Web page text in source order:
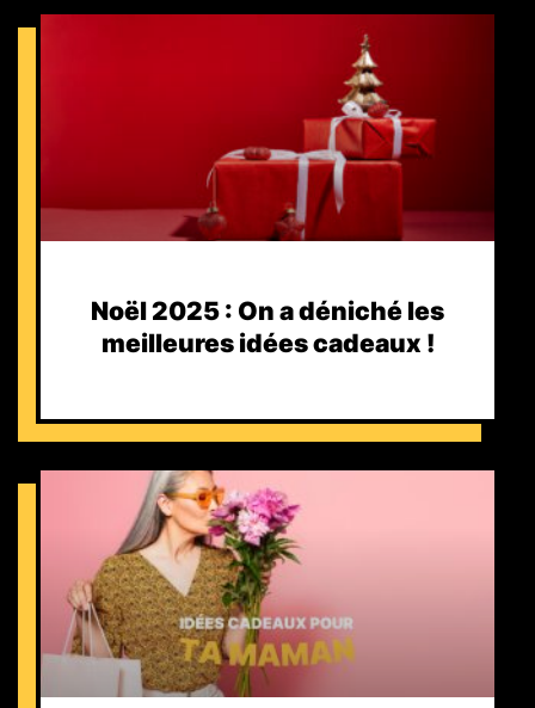
Noël 2025 : On a déniché les
meilleures idées cadeaux !